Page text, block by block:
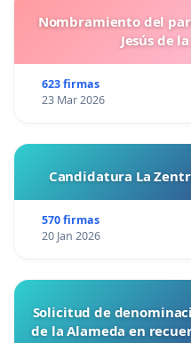
Nombramiento del
Jesús de
623 firmas
23 Mar 2026
Candidatura La
570 firmas
20 Jan 2026
Solicitud de
de la Alameda en